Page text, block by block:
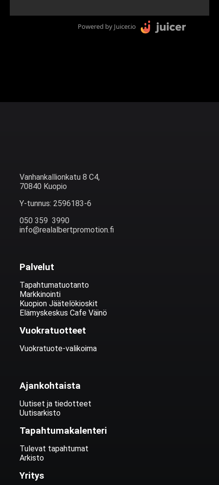
Powered by Juicer.io
Vanhankallionkatu 8 C4,
70840 Kuopio
Y-tunnus: 2596183-6
050 359 3990
info@realalbertpromotion.fi
Palvelut
Tapahtumatuotanto
Markkinointi
Kuopion Jäätelökioskit
Elämyskeskus Cafe Väinö
Vuokratuotteet
Vuokratuote-valikoima
Ajankohtaista
Uutiset ja tiedotteet
Uutisarkisto
Tapahtumakalenteri
Tulevat tapahtumat
Arkisto
Yritys